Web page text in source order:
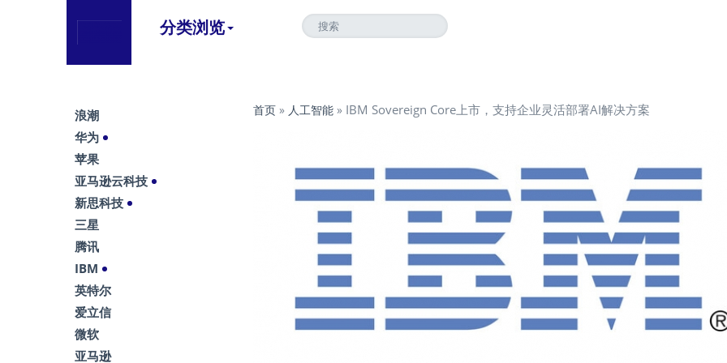
分类浏览
首页 » 人工智能 » IBM Sovereign Core上市，支持企业灵活部署AI解决方案
浪潮
华为
苹果
亚马逊云科技
新思科技
三星
腾讯
IBM
英特尔
爱立信
微软
亚马逊